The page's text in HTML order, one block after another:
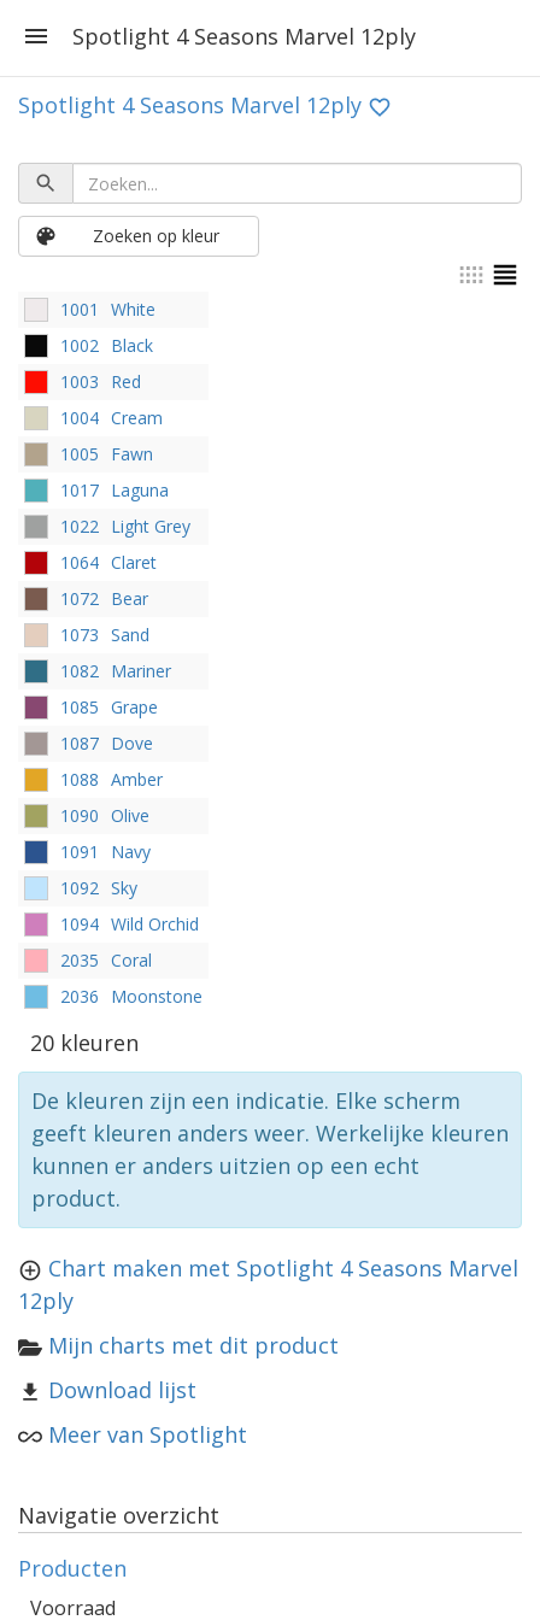
Spotlight 4 Seasons Marvel 12ply
Spotlight 4 Seasons Marvel 12ply
Zoeken op kleur
1001
White
1002 Black
1003
Red
1004 Cream
1005
Fawn
1017 Laguna
1022 Light Grey
1064 Claret
1072 Bear
1073 Sand
1082 Mariner
1085 Grape
1087 Dove
1088 Amber
1090 Olive
1091
Navy
1092 Sky
1094 Wild Orchid
2035 Coral
2036
Moonstone
20 kleuren
De kleuren zijn een indicatie. Elke scherm
geeft kleuren anders weer. Werkelijke kleuren
kunnen er anders uitzien op een echt
product.
Chart maken met Spotlight 4 Seasons Marvel
12ply
Mijn charts met dit product
Download lijst
Meer van Spotlight
Navigatie overzicht
Producten
Voorraad